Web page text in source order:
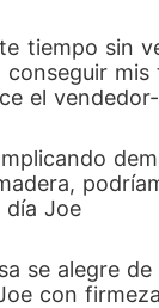
tiempo sin
el vendedor-
día Joe
se alegre
con